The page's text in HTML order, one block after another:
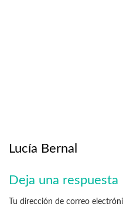
Lucía Bernal
Deja una respuesta
Tu dirección de correo